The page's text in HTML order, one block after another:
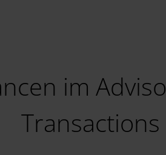
im
Transactions